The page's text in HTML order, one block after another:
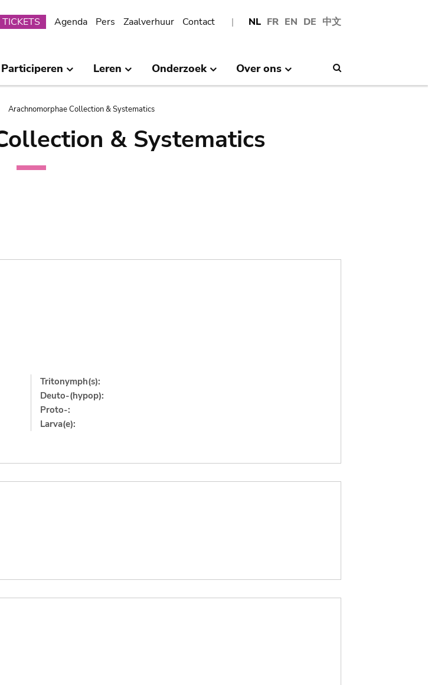
NL FR EN DE 中文
TICKETS Agenda Pers Zaalverhuur Contact
Participeren Leren Onderzoek Over ons
Arachnomorphae Collection & Systematics
& Systematics
Tritonymph(s):
Deuto-(hypop):
Proto-:
Larva(e):